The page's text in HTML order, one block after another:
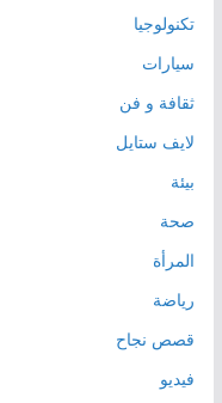
تكنولوجيا
سيارات
ثقافة و فن
لايف ستايل
بيئة
صحة
المرأة
رياضة
قصص نجاح
فيديو